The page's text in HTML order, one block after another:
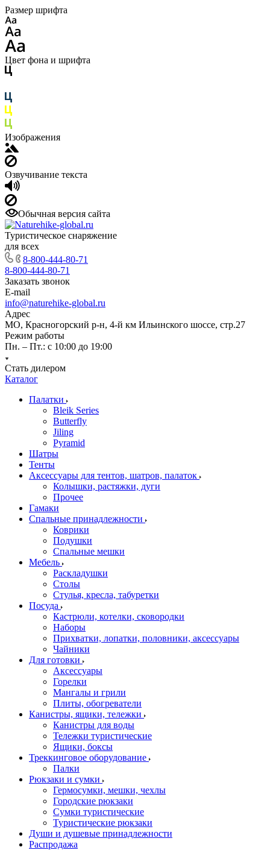
Размер шрифта
Цвет фона и шрифта
Изображения
Озвучивание текста
Обычная версия сайта
Туристическое снаряжение
для всех
8-800-444-80-71
8-800-444-80-71
Заказать звонок
E-mail
info@naturehike-global.ru
Адрес
МО, Красногорский р-н, 4-й км Ильинского шоссе, стр.27
Режим работы
Пн. – Пт.: с 10:00 до 19:00
Стать дилером
Каталог
Палатки
Bleik Series
Butterfly
Jiling
Pyramid
Шатры
Тенты
Аксессуары для тентов, шатров, палаток
Колышки, растяжки, дуги
Прочее
Гамаки
Спальные принадлежности
Коврики
Подушки
Спальные мешки
Мебель
Раскладушки
Столы
Стулья, кресла, табуретки
Посуда
Кастрюли, котелки, сковородки
Наборы
Прихватки, лопатки, половники, аксессуары
Чайники
Для готовки
Аксессуары
Горелки
Мангалы и грили
Плиты, обогреватели
Канистры, ящики, тележки
Канистры для воды
Тележки туристические
Ящики, боксы
Треккинговое оборудование
Палки
Рюкзаки и сумки
Гермосумки, мешки, чехлы
Городские рюкзаки
Сумки туристические
Туристические рюкзаки
Души и душевые принадлежности
Распродажа